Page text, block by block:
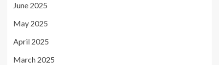
June 2025
May 2025
April 2025
March 2025